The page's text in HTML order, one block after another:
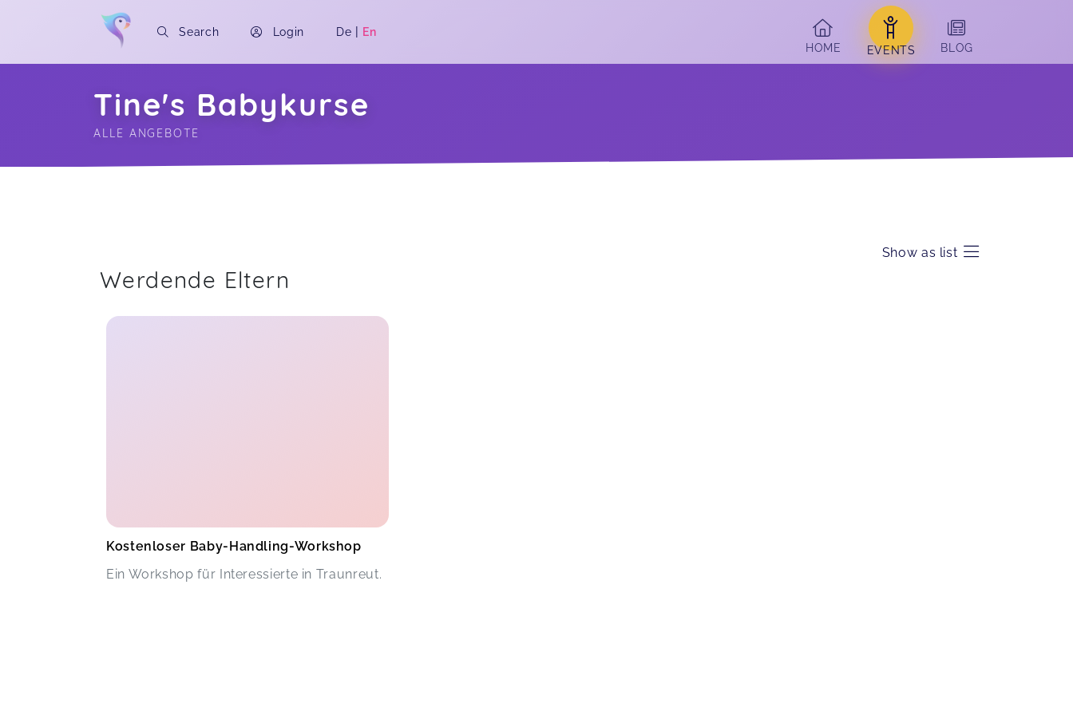
Search Login De | En
HOME
EVENTS BLOG
Tine's Babykurse
ALLE ANGEBOTE
Show as list
Werdende Eltern
Kostenloser Baby-Handling-Workshop
Ein Workshop für Interessierte in Traunreut.